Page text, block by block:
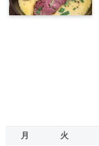
月 火